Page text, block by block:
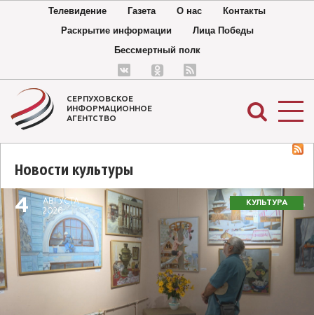
Телевидение Газета О нас
Контакты
Раскрытие информации
Лица Победы
Бессмертный полк
СЕРПУХОВСКОЕ
ИНФОРМАЦИОННОЕ
АГЕНТСТВО
Новости культуры
4
АВГУСТА
2026
КУЛЬТУРА